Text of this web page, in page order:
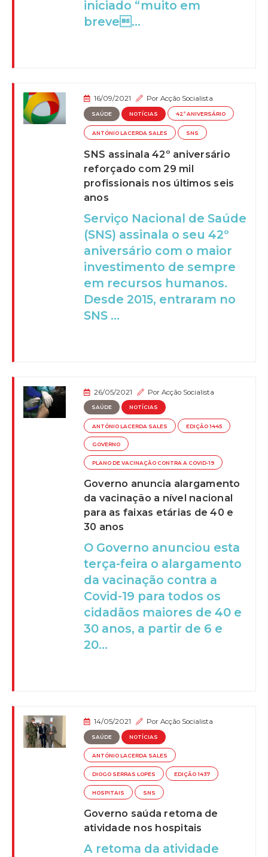
iniciado “muito em
breve...
16/09/2021 PorAcção Socialista
SAÚDE NOTÍCIAS 42º ANIVERSÁRIO
ANTÓNIO LACERDA SALES SNS
SNS assinala 42º aniversário
reforçado com 29 mil
profissionais nos últimos seis
anos
Serviço Nacional de Saúde
(SNS) assinala o seu 42º
aniversário com o maior
investimento de sempre
em recursos humanos.
Desde 2015, entraram no
SNS ...
26/05/2021 PorAcção Socialista
SAÚDE NOTÍCIAS
ANTÓNIO LACERDA SALES EDIÇÃO 1445
GOVERNO
PLANO DE VACINAÇÃO CONTRA A COVID-19
Governo anuncia alargamento
da vacinação a nível nacional
para as faixas etárias de 40 e
30 anos
O Governo anunciou esta
terça-feira o alargamento
da vacinação contra a
Covid-19 para todos os
cidadãos maiores de 40 e
30 anos, a partir de 6 e
20...
14/05/2021 PorAcção Socialista
SAÚDE NOTÍCIAS
ANTÓNIO LACERDA SALES
DIOGO SERRAS LOPES EDIÇÃO 1437
HOSPITAIS SNS
Governo saúda retoma de
atividade nos hospitais
A retoma da atividade